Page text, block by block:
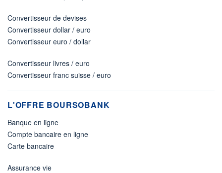
Convertisseur de devises
Convertisseur dollar / euro
Convertisseur euro / dollar
Convertisseur livres / euro
Convertisseur franc suisse / euro
L'OFFRE BOURSOBANK
Banque en ligne
Compte bancaire en ligne
Carte bancaire
Assurance vie